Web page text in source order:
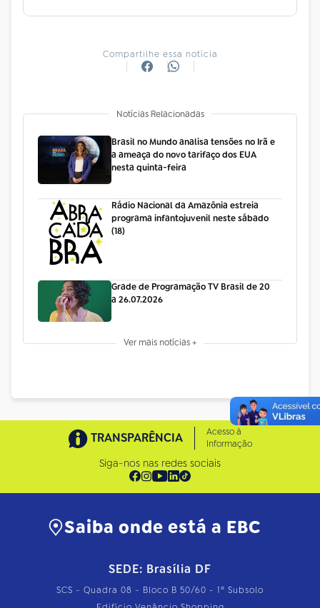
Compartilhe essa notícia
Notícias Relacionadas
Brasil no Mundo analisa tensões no Irã e
a ameaça do novo tarifaço dos EUA
nesta quinta-feira
Rádio Nacional da Amazônia estreia
programa infantojuvenil neste sábado
(18)
Grade de Programação TV Brasil de 20
a 26.07.2026
Ver mais notícias +
TRANSPARÊNCIA
Acesso à
Informação
Siga-nos nas redes sociais
Saiba onde está a EBC
SEDE: Brasília DF
SCS - Quadra 08 - Bloco B 50/60 - 1º Subsolo